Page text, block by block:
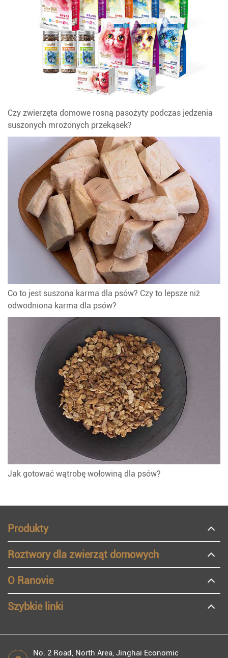
Czy zwierzęta domowe rosną pasożyty podczas jedzenia
suszonych mrożonych przekąsek?
Co to jest suszona karma dla psów? Czy to lepsze niż
odwodniona karma dla psów?
Jak gotować wątrobę wołowiną dla psów?
Produkty
Roztwory dla zwierząt domowych
O Ranovie
Szybkie linki
No. 2 Road, North Area, Jinghai Economic